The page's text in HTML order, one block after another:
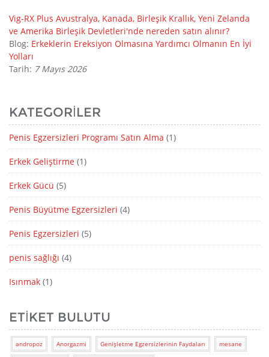
Vig-RX Plus Avustralya, Kanada, Birleşik Krallık, Yeni Zelanda
ve Amerika Birleşik Devletleri'nde nereden satın alınır?
Blog: Erkeklerin Ereksiyon Olmasına Yardımcı Olmanın En İyi
Yolları
Tarih: 7 Mayıs 2026
KATEGORILER
Penis Egzersizleri Programı Satın Alma (1)
Erkek Geliştirme (1)
Erkek Gücü (5)
Penis Büyütme Egzersizleri (4)
Penis Egzersizleri (5)
penis sağlığı (4)
Isınmak (1)
ETIKET BULUTU
andropoz Anorgazmi Genişletme Egzersizlerinin Faydaları mesane